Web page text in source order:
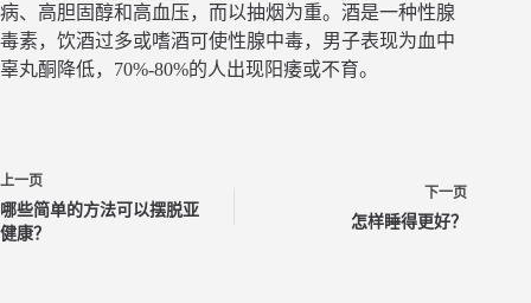
病、高胆固醇和高血压，而以抽烟为重。酒是一种性腺
毒素，饮酒过多或嗜酒可使性腺中毒，男子表现为血中
辜丸酮降低，70%-80%的人出现阳痿或不育。
上一页
哪些简单的方法可以摆脱亚
健康？
下一页
怎样睡得更好？